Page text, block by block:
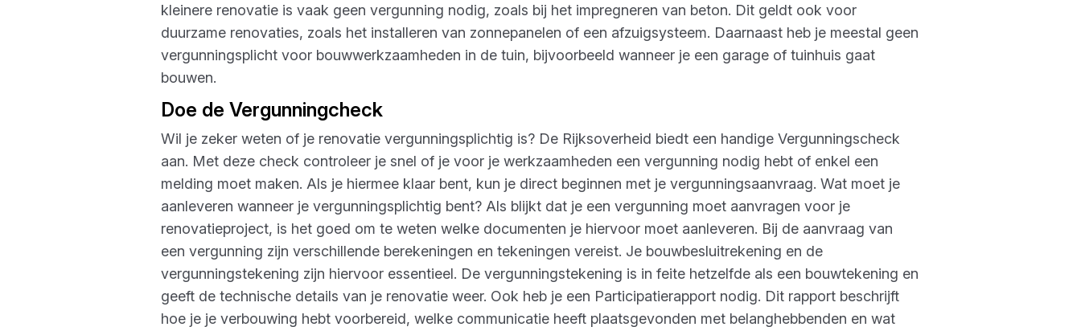
kleinere renovatie is vaak geen vergunning nodig, zoals bij het impregneren van beton. Dit geldt ook voor
duurzame renovaties, zoals het installeren van zonnepanelen of een afzuigsysteem. Daarnaast heb je meestal geen
vergunningsplicht voor bouwwerkzaamheden in de tuin, bijvoorbeeld wanneer je een garage of tuinhuis gaat
bouwen.
Doe de Vergunningcheck
Wil je zeker weten of je renovatie vergunningsplichtig is? De Rijksoverheid biedt een handige Vergunningscheck
aan. Met deze check controleer je snel of je voor je werkzaamheden een vergunning nodig hebt of enkel een
melding moet maken. Als je hiermee klaar bent, kun je direct beginnen met je vergunningsaanvraag. Wat moet je
aanleveren wanneer je vergunningsplichtig bent? Als blijkt dat je een vergunning moet aanvragen voor je
renovatieproject, is het goed om te weten welke documenten je hiervoor moet aanleveren. Bij de aanvraag van
een vergunning zijn verschillende berekeningen en tekeningen vereist. Je bouwbesluitrekening en de
vergunningstekening zijn hiervoor essentieel. De vergunningstekening is in feite hetzelfde als een bouwtekening en
geeft de technische details van je renovatie weer. Ook heb je een Participatierapport nodig. Dit rapport beschrijft
hoe je je verbouwing hebt voorbereid, welke communicatie heeft plaatsgevonden met belanghebbenden en wat